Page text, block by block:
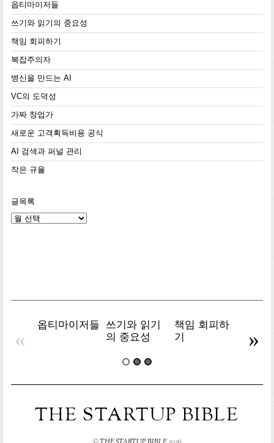
옵티마이저들
쓰기와 읽기의 중요성
책임 회피하기
복잡주의자
병신을 만드는 AI
VC의 도덕성
가짜 창업가
새로운 고객획득비용 공식
AI 검색과 퍼널 관리
작은 규율
글목록
글
옵티마이저들
쓰기와 읽기
의 중요성
책임 회피하
기
« »
THE STARTUP BIBLE